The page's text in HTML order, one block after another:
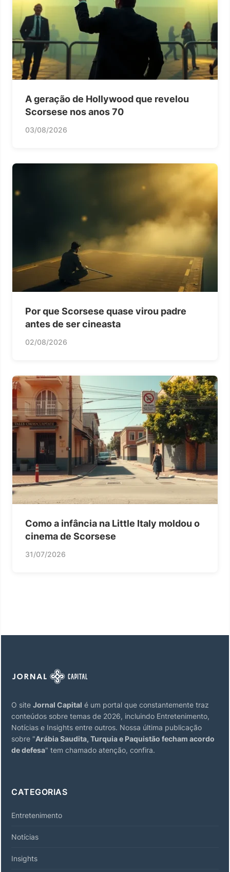
A geração de Hollywood que revelou
Scorsese nos anos 70
03/08/2026
Por que Scorsese quase virou padre
antes de ser cineasta
02/08/2026
Como a infância na Little Italy moldou o
cinema de Scorsese
31/07/2026
O site Jornal Capital é um portal que constantemente traz
conteúdos sobre temas de 2026, incluindo Entretenimento,
Notícias e Insights entre outros. Nossa última publicação
sobre "Arábia Saudita, Turquia e Paquistão fecham acordo
de defesa" tem chamado atenção, confira.
CATEGORIAS
Entretenimento
Notícias
Insights